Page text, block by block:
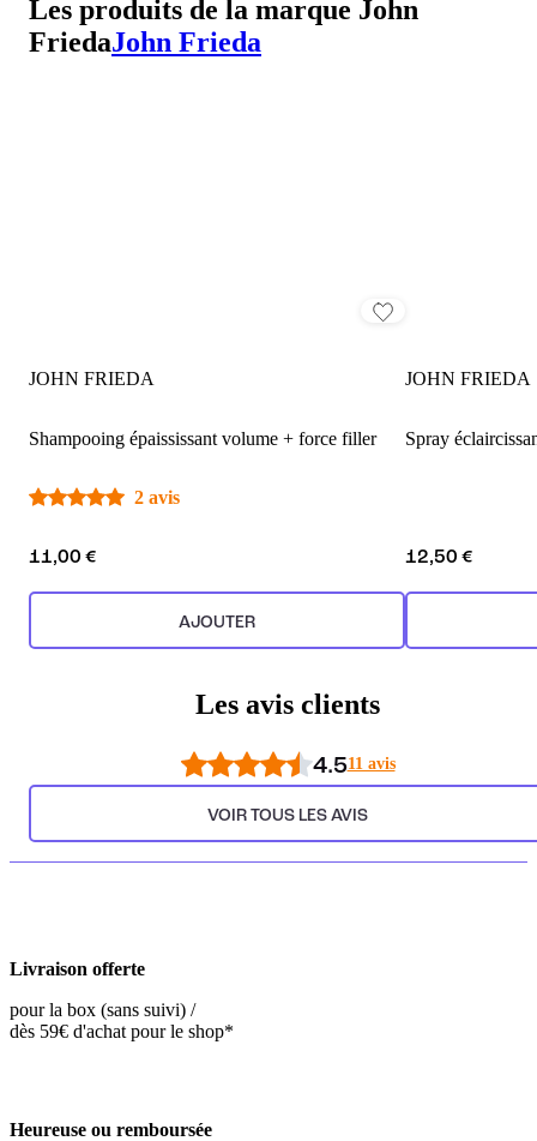
Les produits de la marque John
FriedaJohn Frieda
JOHN FRIEDA
Shampooing épaississant volume + force filler
2 avis
11,00 €
AJOUTER
JOHN FRIEDA
Spray
12,50 €
Les avis clients
4.511 avis
VOIR TOUS LES AVIS
Livraison offerte
pour la box (sans suivi) /
dès 59€ d'achat pour le shop*
Heureuse ou remboursée